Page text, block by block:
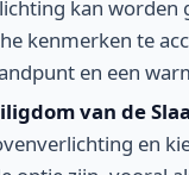
kan
kenmerken te
en een
van de
en